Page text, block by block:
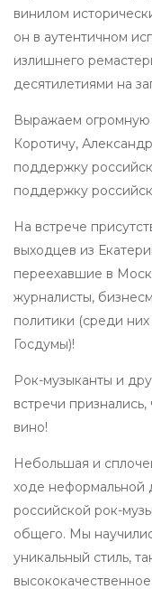
винилом
он в аутентичном
излишнего
десятилетиями на
Выражаем огромную
Коротичу,
поддержку
поддержку
На встрече
выходцев из
переехавшие в
журналисты,
политики (среди
Госдумы)!
Рок-музыканты и
встречи
вино!
Небольшая и
ходе неформальной
российской рок-
общего. Мы
уникальный стиль,